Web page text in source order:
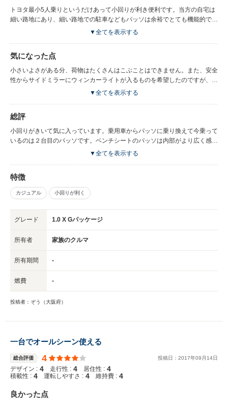
トヨタ最小5人乗りというだけあって小回りが利き便利です。当方の自宅は
細い路地にあり、細い路地での駐車などもパッソは余裕でとても機能的で
す。また、小さいわりには内部も広くなっており快適です。軽乗用車と悩み
のるには問題ありません。車両の全長が短いので運転しやすいですし、駐車
もしやすいです。見た目も丸くかわいらしいのでよいと思います。
▼全てを表示する
気になった点
小さいよさがある分、荷物はたくさんはこぶことはできません。また、安全
性からサイドミラーにウィンカーライトが入るものを希望したのですが、車
体（シルバー）と同じカラーがなくてサイドミラーだけ色が違うのがきにな
▼全てを表示する
総評
小回りがきいて気に入っています。乗用車からパッソに乗り換えて今乗って
いるのは２台目のパッソです。ベンチシートのパッソは内部がより広く感じ
ます。パワーはそれほどありませんが、タウンユーズには最適だと思いま
▼全てを表示する
特徴
カジュアル 小回りが利く
グレード 1.0 X Gパッケージ
所有者 家族のクルマ
所有期間 -
燃費 -
投稿者：ぞう（大阪府）
一台でオールシーン使える
総合評価 4 投稿日： 2017年09 月 14日
デザイン : 4 走行性 : 4 居住性 : 4
積載性 : 4 運転しやすさ : 4 維持費 : 4
良かった点